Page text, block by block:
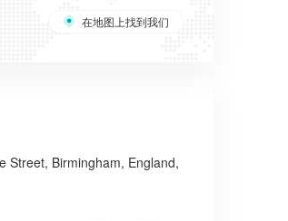
在地图上找到我们
Street, Birmingham, England,